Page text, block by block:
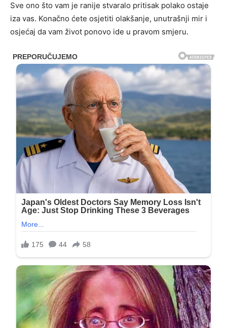
Sve ono što vam je ranije stvaralo pritisak polako ostaje
iza vas. Konačno ćete osjetiti olakšanje, unutrašnji mir i
osjećaj da vam život ponovo ide u pravom smjeru.